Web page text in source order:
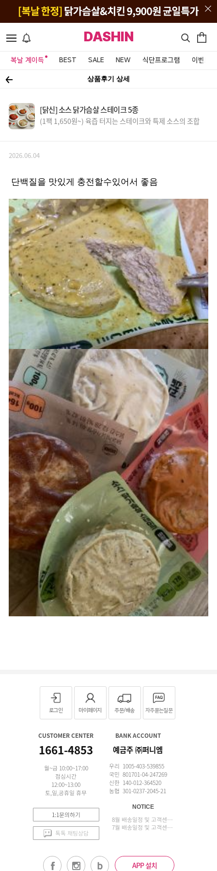
DASHIN
복날 계이득 BEST SALE NEW 식단프로그램 이벤트&
상품후기 상세
[닭신] 소스 닭가슴살 스테이크 5종
(1팩 1,650원~) 육즙 터지는 스테이크와 특제 소스의 조합
2026.06.04
단백질을 맛있게 충전할수있어서 좋음
로그인 마이페이지 주문/배송 자주묻는질문
CUSTOMER CENTER
1661-4853
월~금 10:00~17:00
점심시간
12:00~13:00
토,일,공휴일 휴무
1:1문의하기
톡톡 채팅상담
BANK ACCOUNT
예금주 ㈜퍼니엠
우리 1005-403-539855
국민 801701-04-247269
신한 140-012-364520
농협 301-0237-2045-21
NOTICE
8월 배송일정 및 고객센터 업무 안내
7월 배송일정 및 고객센터 업무 안내
APP 설치